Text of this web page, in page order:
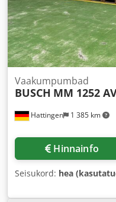
Hattingen 1 385 km
Vaakumpumbad
BUSCH MM 1252
Hinnainfo
Seisukord: hea